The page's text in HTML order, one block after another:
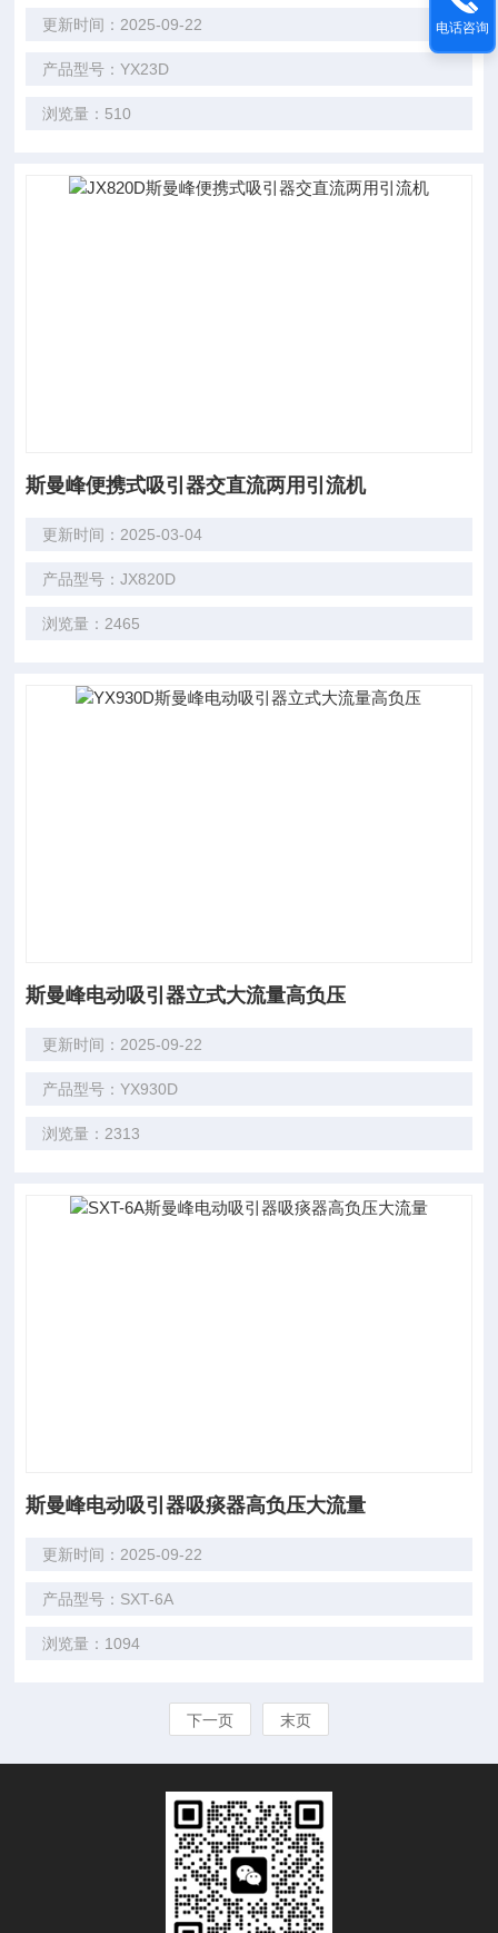
更新时间：2025-09-22
产品型号：YX23D
浏览量：510
斯曼峰便携式吸引器交直流两用引流机
更新时间：2025-03-04
产品型号：JX820D
浏览量：2465
斯曼峰电动吸引器立式大流量高负压
更新时间：2025-09-22
产品型号：YX930D
浏览量：2313
斯曼峰电动吸引器吸痰器高负压大流量
更新时间：2025-09-22
产品型号：SXT-6A
浏览量：1094
下一页 末页
电话咨询